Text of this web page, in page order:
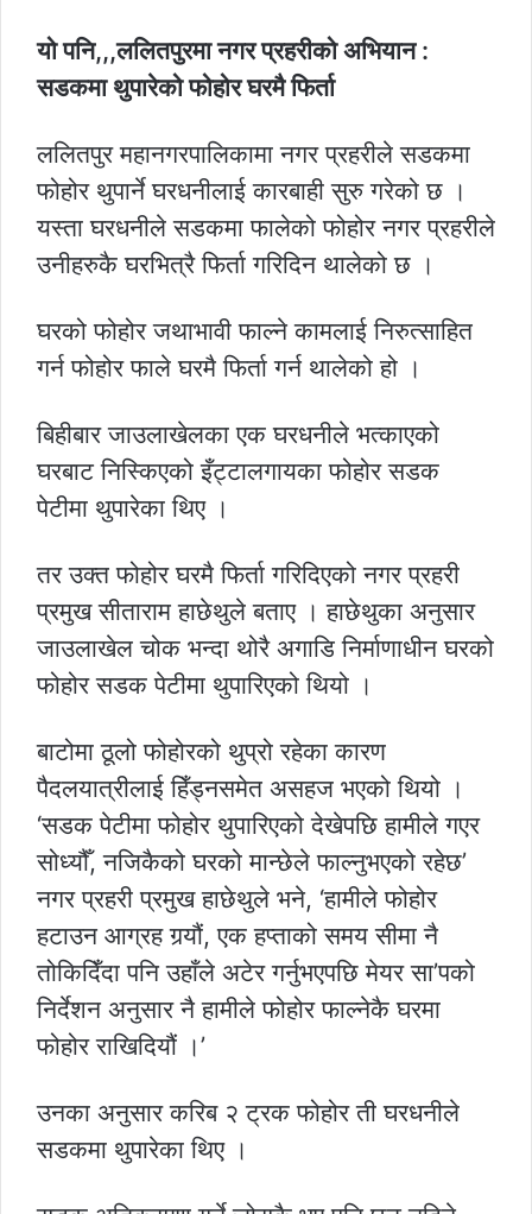
यो पनि,,,ललितपुरमा नगर प्रहरीको अभियान :
सडकमा थुपारेको फोहोर घरमै फिर्ता
ललितपुर महानगरपालिकामा नगर प्रहरीले सडकमा
फोहोर थुपार्ने घरधनीलाई कारबाही सुरु गरेको छ ।
यस्ता घरधनीले सडकमा फालेको फोहोर नगर प्रहरीले
उनीहरुकै घरभित्रै फिर्ता गरिदिन थालेको छ ।
घरको फोहोर जथाभावी फाल्ने कामलाई निरुत्साहित
गर्न फोहोर फाले घरमै फिर्ता गर्न थालेको हो ।
बिहीबार जाउलाखेलका एक घरधनीले भत्काएको
घरबाट निस्किएको इँट्टालगायका फोहोर सडक
पेटीमा थुपारेका थिए ।
तर उक्त फोहोर घरमै फिर्ता गरिदिएको नगर प्रहरी
प्रमुख सीताराम हाछेथुले बताए । हाछेथुका अनुसार
जाउलाखेल चोक भन्दा थोरै अगाडि निर्माणाधीन घरको
फोहोर सडक पेटीमा थुपारिएको थियो ।
बाटोमा ठूलो फोहोरको थुप्रो रहेका कारण
पैदलयात्रीलाई हिँड्नसमेत असहज भएको थियो ।
‘सडक पेटीमा फोहोर थुपारिएको देखेपछि हामीले गएर
सोध्यौँ, नजिकैको घरको मान्छेले फाल्नुभएको रहेछ’
नगर प्रहरी प्रमुख हाछेथुले भने, ‘हामीले फोहोर
हटाउन आग्रह गर्‍यौं, एक हप्ताको समय सीमा नै
तोकिदिँदा पनि उहाँले अटेर गर्नुभएपछि मेयर सा’पको
निर्देशन अनुसार नै हामीले फोहोर फाल्नेकै घरमा
फोहोर राखिदियौं ।’
उनका अनुसार करिब २ ट्रक फोहोर ती घरधनीले
सडकमा थुपारेका थिए ।